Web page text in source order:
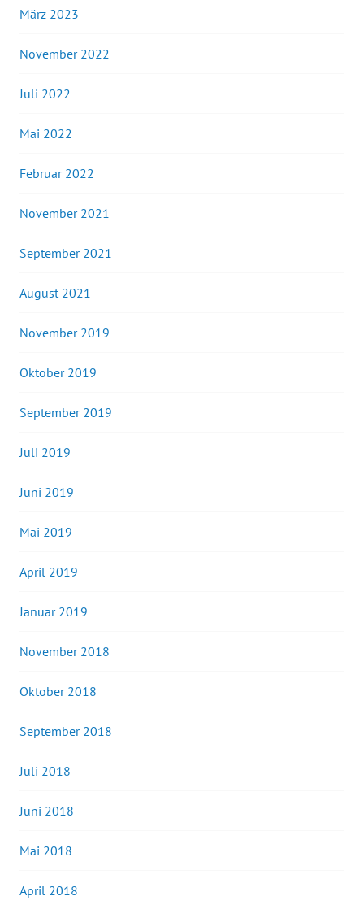
März 2023
November 2022
Juli 2022
Mai 2022
Februar 2022
November 2021
September 2021
August 2021
November 2019
Oktober 2019
September 2019
Juli 2019
Juni 2019
Mai 2019
April 2019
Januar 2019
November 2018
Oktober 2018
September 2018
Juli 2018
Juni 2018
Mai 2018
April 2018